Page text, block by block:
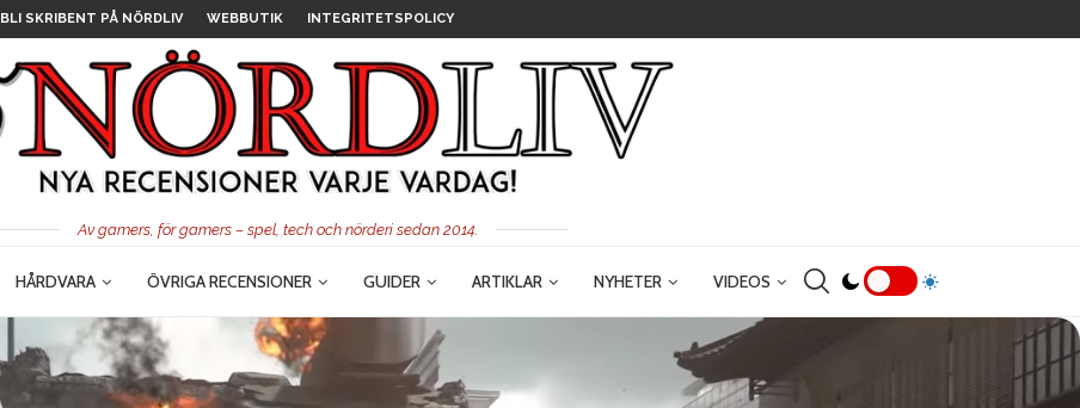
BLI SKRIBENT PÅ NÖRDLIV WEBBUTIK INTEGRITETSPOLICY
Av gamers, för gamers – spel, tech och nörderi sedan 2014.
HÅRDVARA ÖVRIGA RECENSIONER GUIDER ARTIKLAR NYHETER VIDEOS